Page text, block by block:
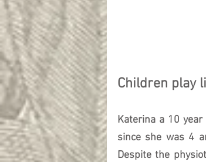
Children play
Katerina a 10
since she was 4
Despite the